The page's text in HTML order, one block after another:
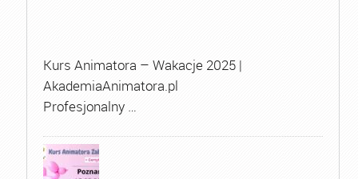
Kurs Animatora – Wakacje 2025 |
AkademiaAnimatora.pl
Profesjonalny …